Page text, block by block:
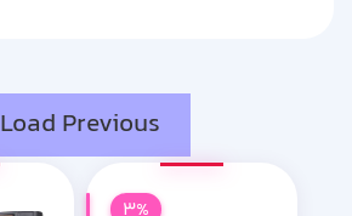
Load Previous